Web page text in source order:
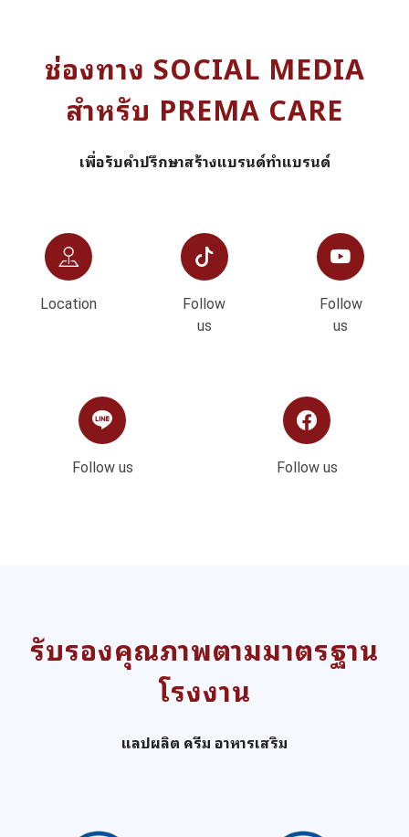
ช่องทาง SOCIAL MEDIA
สำหรับ PREMA CARE
เพื่อรับคำปรึกษาสร้างแบรนด์ทำแบรนด์
Location
Follow
us
Follow
us
Follow us Follow us
รับรองคุณภาพตามมาตรฐาน
โรงงาน
แลปผลิต ครีม อาหารเสริม